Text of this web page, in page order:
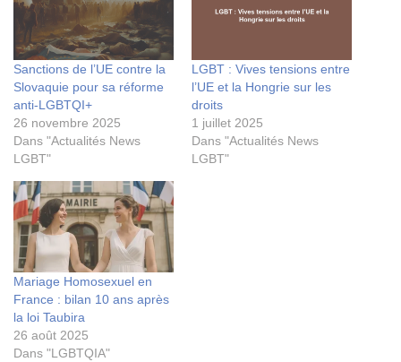
Sanctions de l’UE contre la
Slovaquie pour sa réforme
anti-LGBTQI+
26 novembre 2025
Dans "Actualités News
LGBT"
LGBT : Vives tensions entre
l’UE et la Hongrie sur les
droits
1 juillet 2025
Dans "Actualités News
LGBT"
Mariage Homosexuel en
France : bilan 10 ans après
la loi Taubira
26 août 2025
Dans "LGBTQIA"